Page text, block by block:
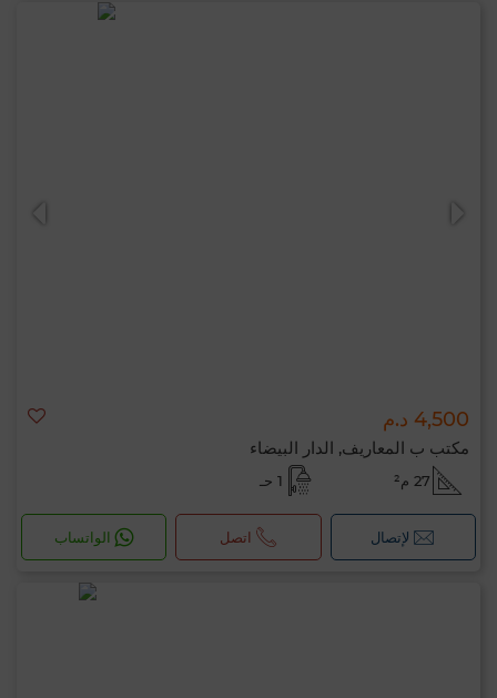
4,500 د.م
مكتب ب المعاريف, الدار البيضاء
27 م² 1 حـ
لإتصال اتصل الواتساب